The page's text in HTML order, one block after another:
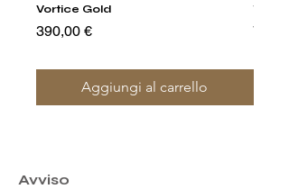
Vortice Gold
Prezzo
390,00 €
Aggiungi al carrello
Prezzo
Avviso